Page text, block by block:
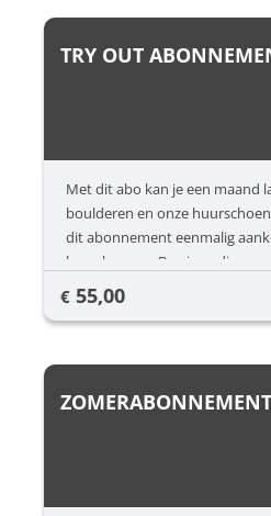
TRY OUT
Met dit abo kan je een maand
boulderen en onze
dit abonnement eenmalig
leren kennen. Ben je nadien
meteen een jaarabonnement?
maand gratis bij.
€ 55,00
ZOMERABONNEMENT